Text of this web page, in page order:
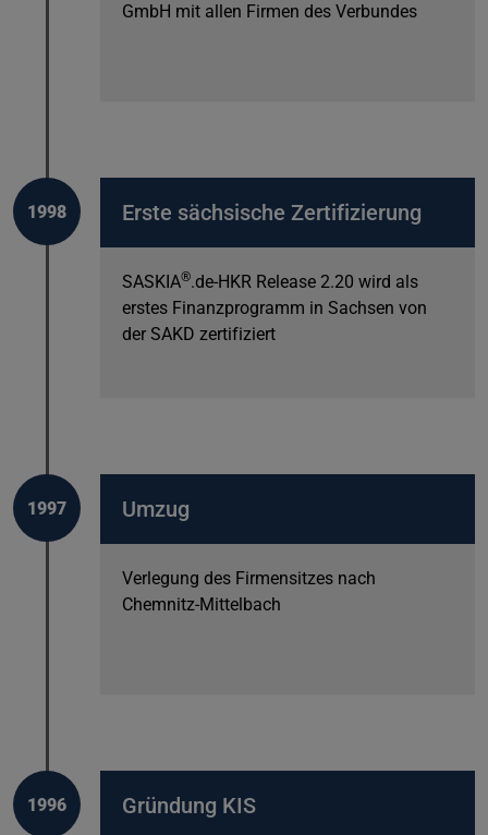
GmbH mit allen Firmen des Verbundes
Erste sächsische Zertifizierung
SASKIA®.de-HKR Release 2.20 wird als
erstes Finanzprogramm in Sachsen von
der SAKD zertifiziert
1998
Umzug
Verlegung des Firmensitzes nach
Chemnitz-Mittelbach
1997
Gründung KIS
1996